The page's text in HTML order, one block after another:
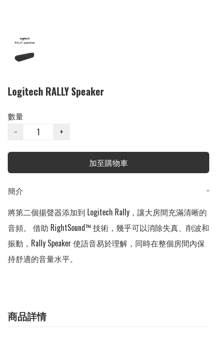
Logitech RALLY Speaker
數量
−
+
加至購物車
簡介
−
將第二個揚聲器添加到 Logitech Rally，讓大房間充滿清晰的
音頻。 借助 RightSound™ 技術，幾乎可以消除失真、削波和
振動，Rally Speaker 使語音易於理解，同時在整個房間內保
持舒適的音量水平。
商品詳情